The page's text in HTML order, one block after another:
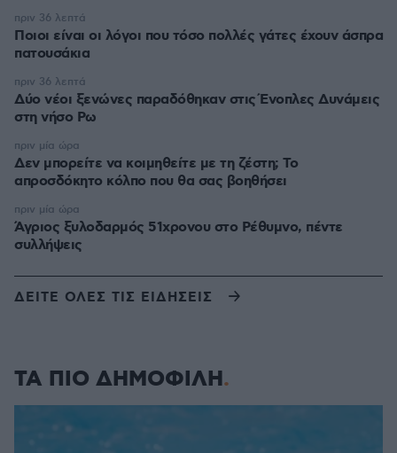
Ποιοι είναι οι λόγοι που τόσο πολλές γάτες έχουν άσπρα
πατουσάκια
πριν 36 λεπτά
Δύο νέοι ξενώνες παραδόθηκαν στις Ένοπλες Δυνάμεις
στη νήσο Ρω
πριν 36 λεπτά
Δεν μπορείτε να κοιμηθείτε με τη ζέστη; Το
απροσδόκητο κόλπο που θα σας βοηθήσει
πριν μία ώρα
Άγριος ξυλοδαρμός 51χρονου στο Ρέθυμνο, πέντε
συλλήψεις
πριν μία ώρα
ΔΕΙΤΕ ΟΛΕΣ ΤΙΣ ΕΙΔΗΣΕΙΣ
ΤΑ ΠΙΟ ΔΗΜΟΦΙΛΗ